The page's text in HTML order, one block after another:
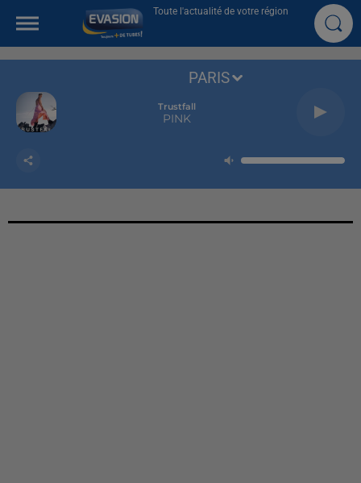
Toute l'actualité de votre région
Trustfall
PINK
PARIS